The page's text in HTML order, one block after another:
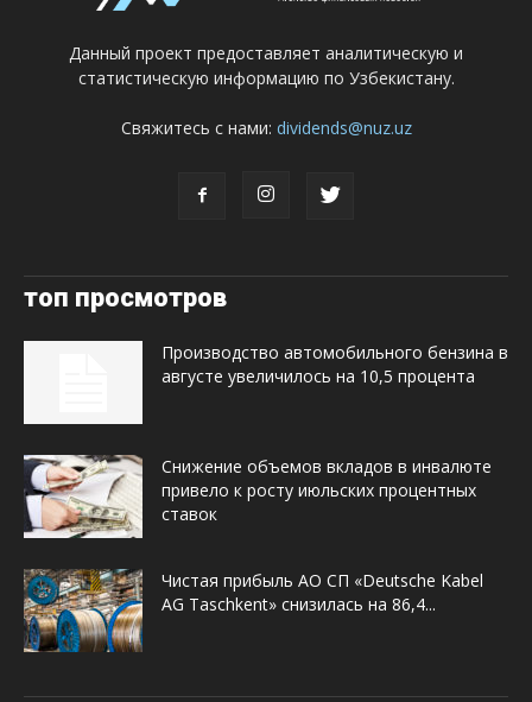
Данный проект предоставляет аналитическую и
статистическую информацию по Узбекистану.
Свяжитесь с нами: dividends@nuz.uz
топ просмотров
Производство автомобильного бензина в
августе увеличилось на 10,5 процента
Снижение объемов вкладов в инвалюте
привело к росту июльских процентных
ставок
Чистая прибыль АО СП «Deutsche Kabel
AG Taschkent» снизилась на 86,4...